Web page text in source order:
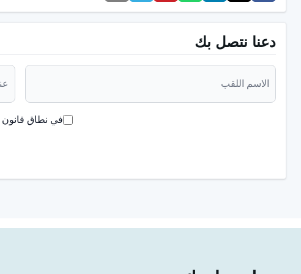
حشوات الملغم:حشوات الملغم غير مفضلة اليوم أيضًا. ويُطلق
رمادي اللون.
في أي الحالات يتم إجراء حشو الأسنان؟
بشكل عام،
لإزالة التجويف الذي يحدث بعد تنظيف تسوس الأسنان. إلى جانب
الداخلي من السن، وبالتالي يمكن تطبيق الحشو مع علاج القناة
دعنا نتصل بك
في نطاق قانون